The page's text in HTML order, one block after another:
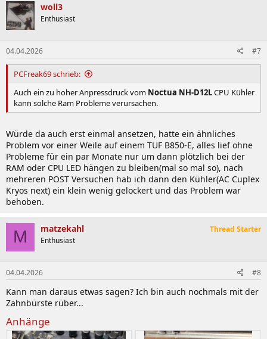
woll3
Enthusiast
04.04.2026 #7
PCFreak69 schrieb:
Auch ein zu hoher Anpressdruck vom Noctua NH-D12LCPU Kühler
kann solche Ram Probleme verursachen.
Würde da auch erst einmal ansetzen, hatte ein ähnliches
Problem vor einer Weile auf einem TUF B850-E, alles lief ohne
Probleme für ein par Monate nur um dann plötzlich bei der
RAM oder CPU LED hängen zu bleiben(mal so mal so), nach
mehreren POST Versuchen hab ich dann den Kühler(AC Cuplex
Kryos next) ein klein wenig gelockert und das Problem war
behoben.
M matzekahl
Enthusiast
Thread Starter
04.04.2026 #8
Kann man daraus etwas sagen? Ich bin auch nochmals mit der
Zahnbürste rüber...
Anhänge